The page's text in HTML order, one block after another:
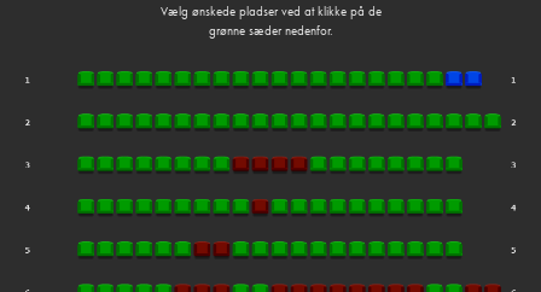
Vælg ønskede pladser ved at klikke på de
grønne sæder nedenfor.